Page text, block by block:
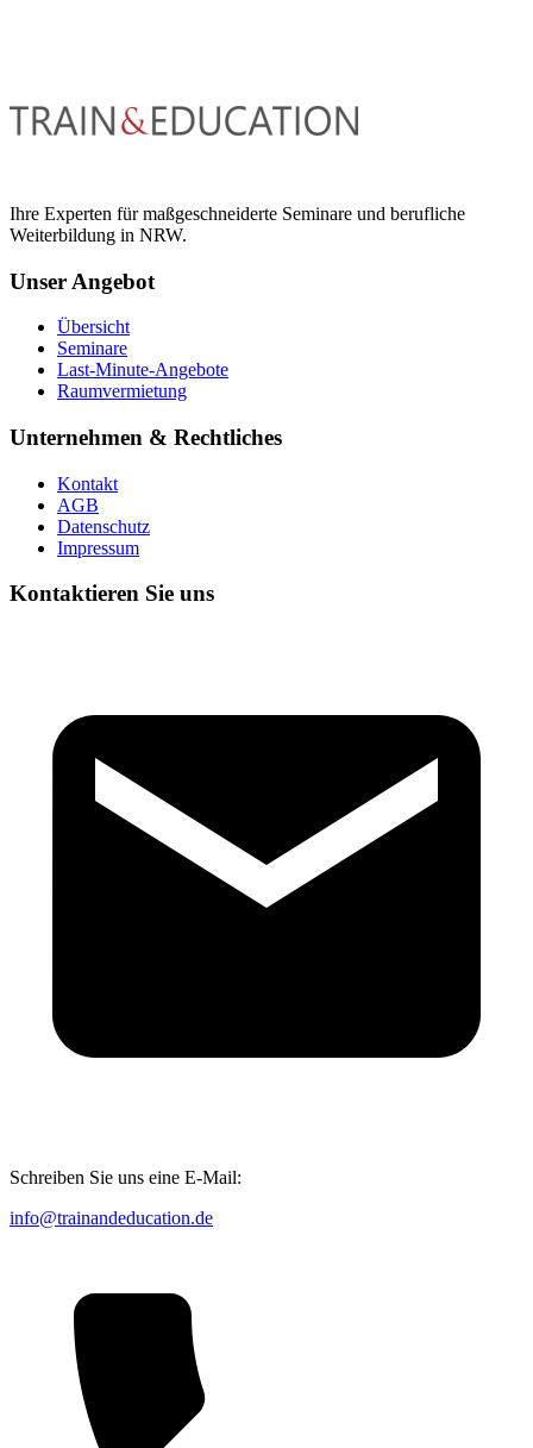
Ihre Experten für maßgeschneiderte Seminare und berufliche
Weiterbildung in NRW.
Unser Angebot
Übersicht
Seminare
Last-Minute-Angebote
Raumvermietung
Unternehmen & Rechtliches
Kontakt
AGB
Datenschutz
Impressum
Kontaktieren Sie uns
Schreiben Sie uns eine E-Mail:
info@trainandeducation.de